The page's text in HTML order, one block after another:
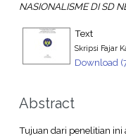
NASIONALISME DI SD
Text
Skripsi Fajar
Download
Abstract
Tujuan dari penelitian